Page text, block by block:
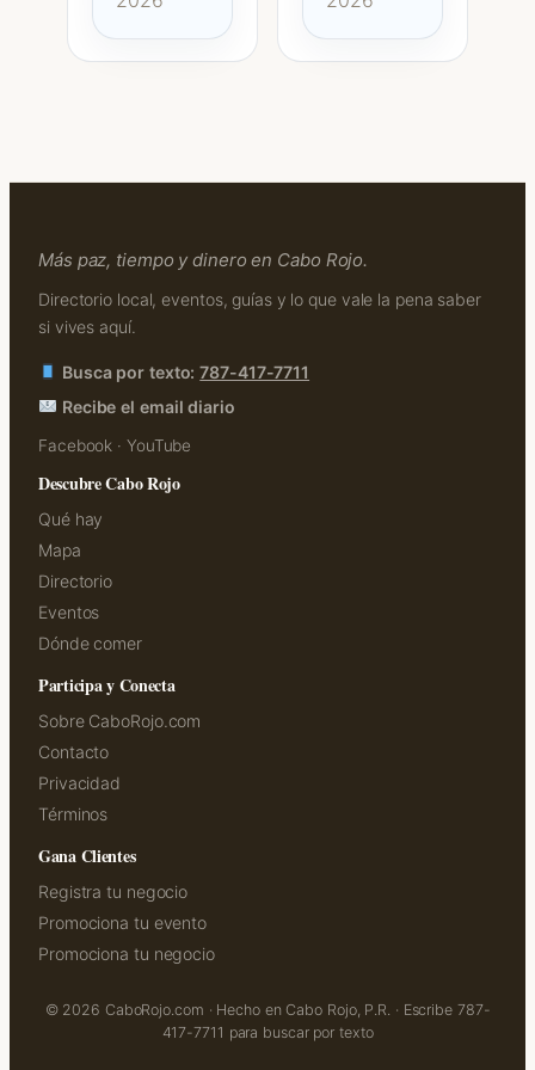
Más paz, tiempo y dinero en Cabo Rojo.
Directorio local, eventos, guías y lo que vale la pena saber
si vives aquí.
Busca por texto:787-417-7711
Recibe el email diario
Facebook · YouTube
Descubre Cabo Rojo
Qué hay
Mapa
Directorio
Eventos
Dónde comer
Participa y Conecta
Sobre CaboRojo.com
Contacto
Privacidad
Términos
Gana Clientes
Registra tu negocio
Promociona tu evento
Promociona tu negocio
© 2026 CaboRojo.com · Hecho en Cabo Rojo, P.R. · Escribe 787-
417-7711 para buscar por texto